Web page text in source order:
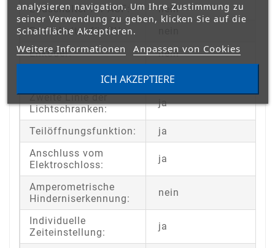
Endschalter für AUF:
nein
Endschalter für ZU:
Enkoder:
nein
STEUERUNGSFUNKTIONEN:
Zweite Linie der
Lichtschranken:
ja
Teilöffnungsfunktion:
ja
Anschluss vom
Elektroschloss:
ja
Amperometrische
Hinderniserkennung:
nein
Individuelle
Zeiteinstellung:
ja
analysieren navigation. Um Ihre Zustimmung zu
seiner Verwendung zu geben, klicken Sie auf die
Schaltfläche Akzeptieren.
Weitere Informationen Anpassen von Cookies
ICH AKZEPTIERE